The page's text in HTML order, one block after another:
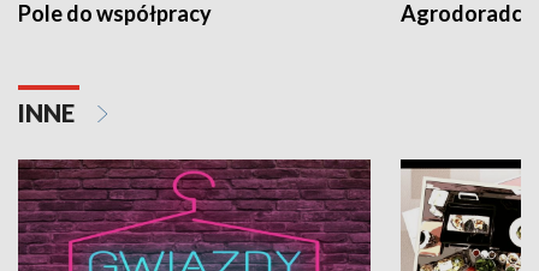
Pole do współpracy Agrodoradcy
INNE